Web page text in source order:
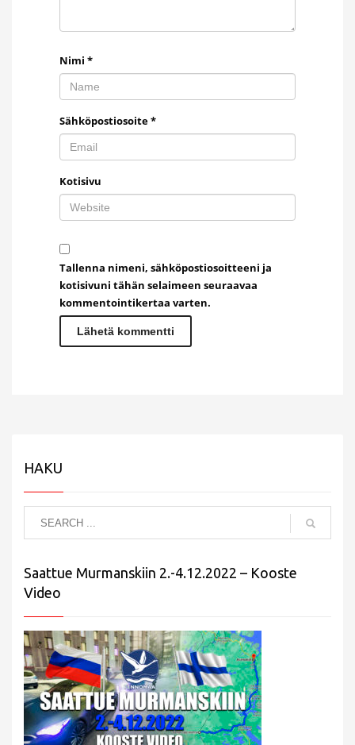
Nimi *
Sähköpostiosoite*
Kotisivu
Tallenna nimeni, sähköpostiosoitteeni ja
kotisivuni tähän selaimeen seuraavaa
kommentointikertaa varten.
HAKU
Saattue Murmanskiin 2.-4.12.2022 – Kooste
Video